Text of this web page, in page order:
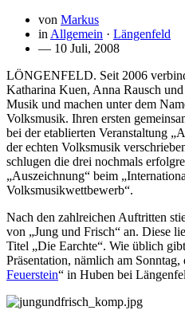
von Markus
in Allgemein · Längenfeld
— 10 Juli, 2008
LÖNGENFELD. Seit 2006
Katharina Kuen, Anna Rausch
Musik und machen unter dem
Volksmusik. Ihren ersten
bei der etablierten Veranstaltung
der echten Volksmusik
schlugen die drei nochmals
„Auszeichnung“ beim
Volksmusikwettbewerb“.
Nach den zahlreichen Auftritten
von „Jung und Frisch“ an. Diese
Titel „Die Earchte“. Wie üblich
Präsentation, nämlich am
Feuerstein“ in Huben bei